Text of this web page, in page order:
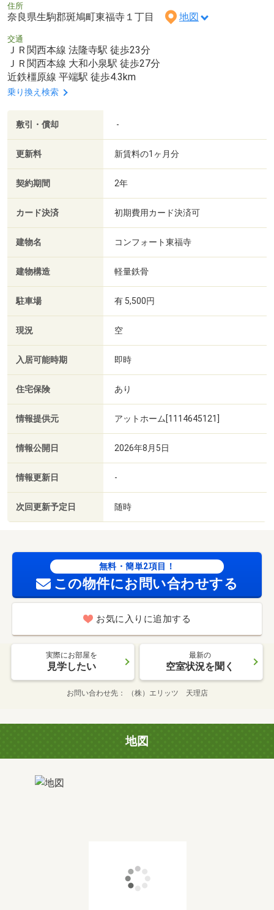
住所
奈良県生駒郡斑鳩町東福寺１丁目 地図
交通
ＪＲ関西本線 法隆寺駅 徒歩23分
ＪＲ関西本線 大和小泉駅 徒歩27分
近鉄橿原線 平端駅 徒歩4.3km
乗り換え検索
敷引・償却 -
更新料 新賃料の1ヶ月分
契約期間 2年
カード決済 初期費用カード決済可
建物名 コンフォート東福寺
建物構造 軽量鉄骨
駐車場 有 5,500円
現況 空
入居可能時期 即時
住宅保険 あり
情報提供元 アットホーム[1114645121]
情報公開日 2026年8月5日
情報更新日 -
次回更新予定日 随時
無料・簡単2項目！
この物件にお問い合わせする
お気に入りに追加する
実際にお部屋を
見学したい
最新の
空室状況を聞く
お問い合わせ先 （株）エリッツ 天理店
地図